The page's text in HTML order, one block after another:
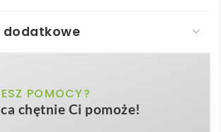
odmieni codzienne przygotowywanie
restauracji, cateringu i domowym
mm
POMOCY?
chętnie Ci pomoże!